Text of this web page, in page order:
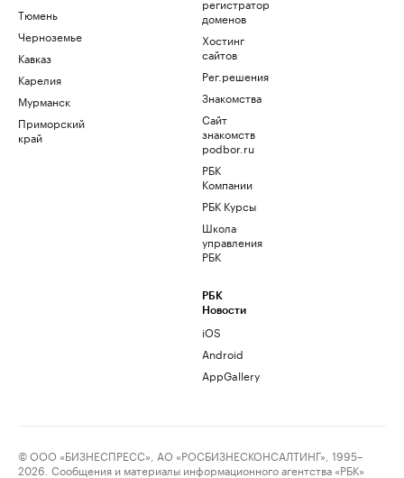
Тюмень
Черноземье
Кавказ
Карелия
Мурманск
Приморский
край
доменов
Хостинг
сайтов
Рег.решения
Знакомства
Сайт
знакомств
podbor.ru
РБК
Компании
РБК Курсы
Школа
управления
РБК
РБК
Новости
iOS
Android
AppGallery
© ООО «БИЗНЕСПРЕСС», АО «РОСБИЗНЕСКОНСАЛТИНГ», 1995–
2026. Сообщения и материалы информационного агентства «РБК»